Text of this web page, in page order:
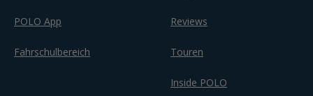
POLO App
Fahrschulbereich
Reviews
Touren
Inside POLO